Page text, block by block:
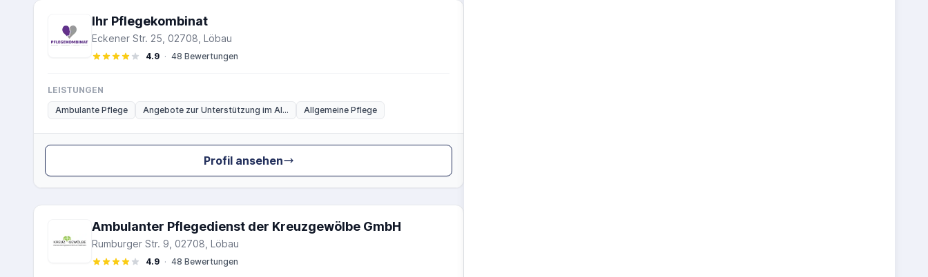
Ihr Pflegekombinat
Eckener Str. 25, 02708, Löbau
4.9 · 48 Bewertungen
LEISTUNGEN
Ambulante Pflege
Angebote zur Unterstützung im Al... Allgemeine Pflege
Profil ansehen
Ambulanter Pflegedienst der Kreuzgewölbe GmbH
Rumburger Str. 9, 02708, Löbau
4.9 · 48 Bewertungen